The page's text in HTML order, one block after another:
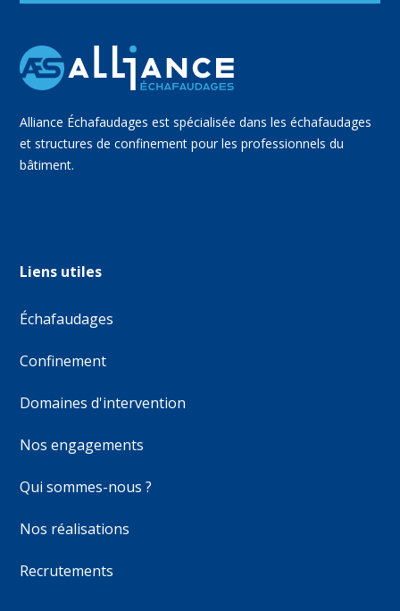
Alliance Échafaudages est spécialisée dans les échafaudages
et structures de confinement pour les professionnels du
bâtiment.
Liens utiles
Échafaudages
Confinement
Domaines d'intervention
Nos engagements
Qui sommes-nous ?
Nos réalisations
Recrutements